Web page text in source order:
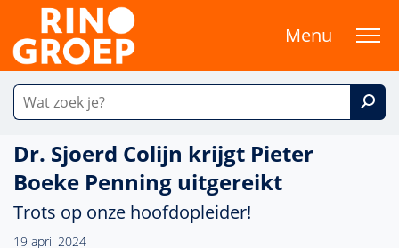
Menu
Dr. Sjoerd Colijn krijgt Pieter
Boeke Penning uitgereikt
Trots op onze hoofdopleider!
19 april 2024